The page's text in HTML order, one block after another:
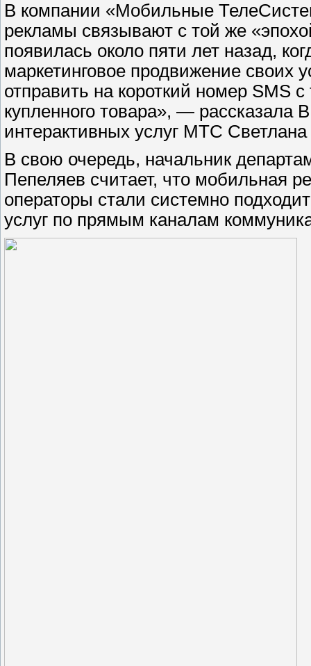
В компании «Мобильные
рекламы связывают с той же
появилась около пяти лет назад,
маркетинговое продвижение своих
отправить на короткий номер SMS
купленного товара», — рассказала
интерактивных услуг МТС
В свою очередь, начальник
Пепеляев считает, что мобильная
операторы стали системно
услуг по прямым каналам